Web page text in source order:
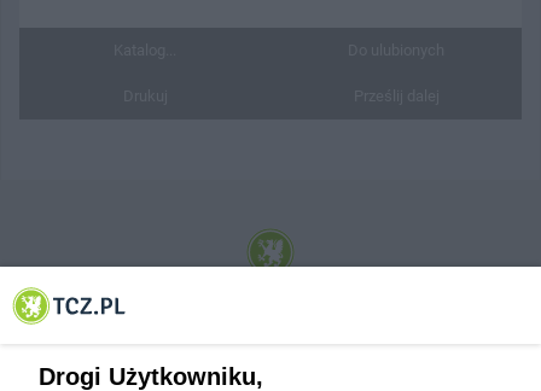
© 2001-2026 Tczew - TCZ.PL Sp. z o.o. Internetowy Serwis Informacyjny Miasta
Drogi Użytkowniku,